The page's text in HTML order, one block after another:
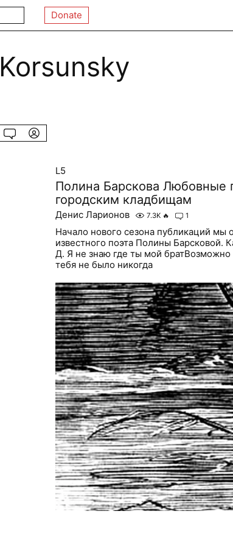
Donate
L5
Полина Барскова Любовные
городским кладбищам
Денис Ларионов 7.3K 🔥 1
Начало нового сезона публикаций мы
известного поэта Полины Барсковой.
Д. Я не знаю где ты мой
тебя не было никогда